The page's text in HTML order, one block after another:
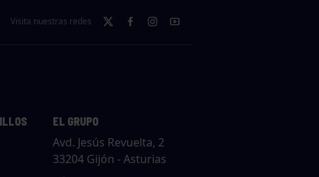
Visita nuestras redes
EL GRUPO
Avd. Jesús Revuelta, 2
33204 Gijón - Asturias